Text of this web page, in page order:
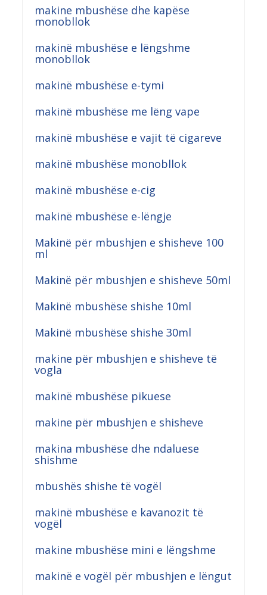
makine mbushëse dhe kapëse
monobllok
makinë mbushëse e lëngshme
monobllok
makinë mbushëse e-tymi
makinë mbushëse me lëng vape
makinë mbushëse e vajit të cigareve
makinë mbushëse monobllok
makinë mbushëse e-cig
makinë mbushëse e-lëngje
Makinë për mbushjen e shisheve 100
ml
Makinë për mbushjen e shisheve 50ml
Makinë mbushëse shishe 10ml
Makinë mbushëse shishe 30ml
makine për mbushjen e shisheve të
vogla
makinë mbushëse pikuese
makine për mbushjen e shisheve
makina mbushëse dhe ndaluese
shishme
mbushës shishe të vogël
makinë mbushëse e kavanozit të
vogël
makine mbushëse mini e lëngshme
makinë e vogël për mbushjen e lëngut